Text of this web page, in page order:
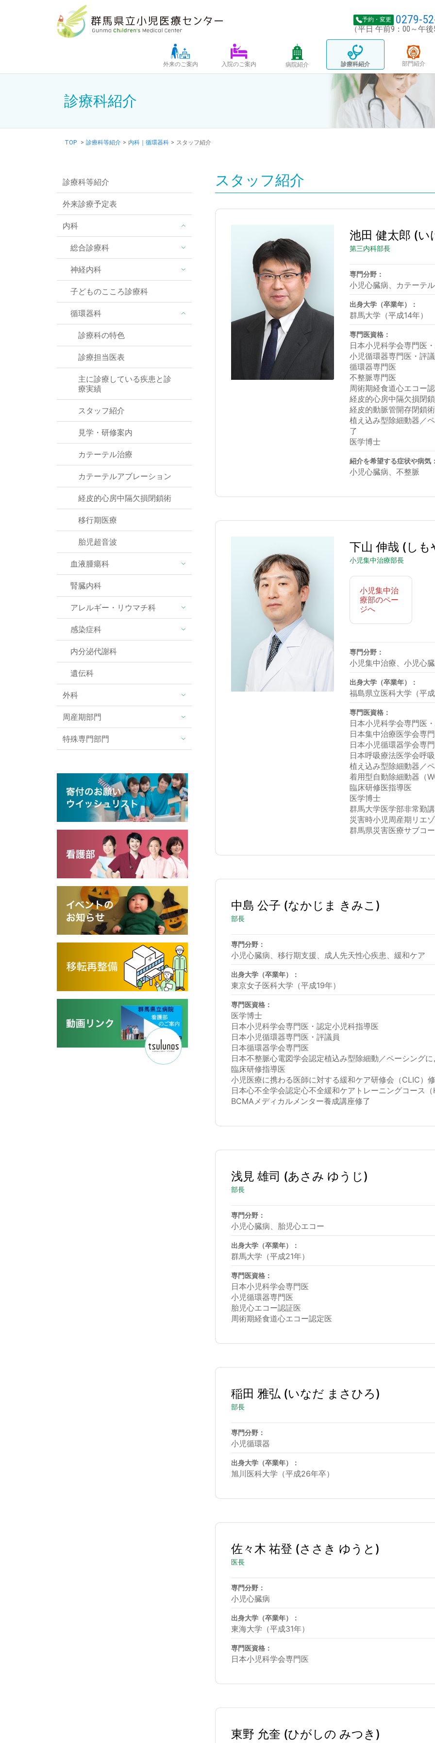
予約・変更 0279-
（平日 午前9：00～午後
外来のご案内 入院のご案内 病院紹介 診療科紹介 部門紹介
診療科紹介
TOP > 診療科等紹介 > 内科｜循環器科 > スタッフ紹介
診療科等紹介
外来診療予定表
内科
総合診療科
神経内科
子どものこころ診療科
循環器科
診療科の特色
診療担当医表
主に診療している疾患と診
療実績
スタッフ紹介
見学・研修案内
カテーテル治療
カテーテルアブレーション
経皮的心房中隔欠損閉鎖術
移行期医療
胎児超音波
血液腫瘍科
腎臓内科
アレルギー・リウマチ科
感染症科
内分泌代謝科
遺伝科
外科
周産期部門
特殊専門部門
スタッフ紹介
池田 健太郎 (い
第三内科部長
専門分野：
小児心臓病、カテーテ
出身大学（卒業年）：
群馬大学（平成14年）
専門医資格：
日本小児科学会専門医
小児循環器専門医・評
循環器専門医
不整脈専門医
周術期経食道心エコー
経皮的心房中隔欠損閉
経皮的動脈管開存閉鎖
植え込み型除細動器／
了
医学博士
紹介を希望する症状や病気：
小児心臓病、不整脈
下山 伸哉 (しも
小児集中治療部長
小児集中治
療部のペー
ジへ
専門分野：
小児集中治療、小児心
出身大学（卒業年）：
福島県立医科大学（平成
専門医資格：
日本小児科学会専門医
日本集中治療医学会専
日本小児循環器学会専
日本呼吸療法医学会呼
植え込み型除細動器／
着用型自動除細動器（
臨床研修医指導医
医学博士
群馬大学医学部非常勤
災害時小児周産期リエ
群馬県災害医療サブコ
中島 公子 (なかじま きみこ)
部長
専門分野：
小児心臓病、移行期支援、成人先天性心疾患、緩和ケア
出身大学（卒業年）：
東京女子医科大学（平成19年）
専門医資格：
医学博士
日本小児科学会専門医・認定小児科指導医
日本小児循環器専門医・評議員
日本循環器学会専門医
日本不整脈心電図学会認定植込み型除細動／ペーシング
臨床研修指導医
小児医療に携わる医師に対する緩和ケア研修会（CLIC）
日本心不全学会認定心不全緩和ケアトレーニングコース
BCMAメディカルメンター養成講座修了
浅見 雄司 (あさみ ゆうじ)
部長
専門分野：
小児心臓病、胎児心エコー
出身大学（卒業年）：
群馬大学（平成21年）
専門医資格：
日本小児科学会専門医
小児循環器専門医
胎児心エコー認証医
周術期経食道心エコー認定医
稲田 雅弘 (いなだ まさひろ)
部長
専門分野：
小児循環器
出身大学（卒業年）：
旭川医科大学（平成26年卒）
佐々木 祐登 (ささき ゆうと)
医長
専門分野：
小児心臓病
出身大学（卒業年）：
東海大学（平成31年）
専門医資格：
日本小児科学会専門医
東野 允奎 (ひがしの みつき)